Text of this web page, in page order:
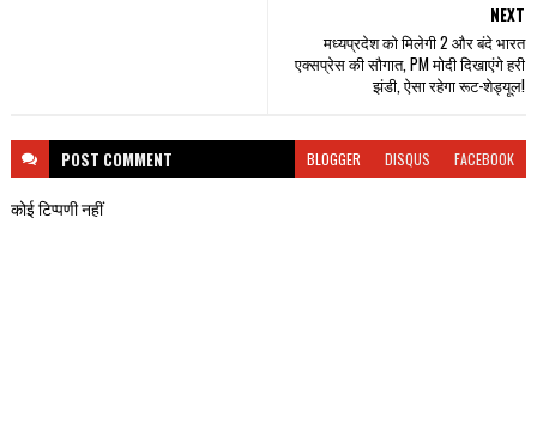
NEXT
मध्यप्रदेश को मिलेगी 2 और बंदे भारत
एक्सप्रेस की सौगात, PM मोदी दिखाएंगे हरी
झंडी, ऐसा रहेगा रूट-शेड्यूल!
POST COMMENT BLOGGER DISQUS FACEBOOK
कोई टिप्पणी नहीं